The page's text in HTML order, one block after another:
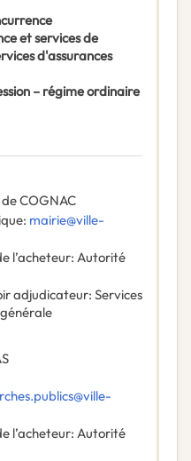
et services de
d'assurances
– régime ordinaire
COGNAC
: mairie@ville-
l’acheteur: Autorité
adjudicateur: Services
l’acheteur: Autorité